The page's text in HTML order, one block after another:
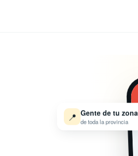
📍 Gente de tu zona
de toda la provincia